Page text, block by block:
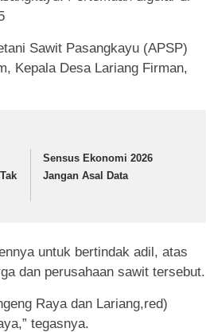
Sawit Pasangkayu (APSP)
Kepala Desa Lariang Firman,
Sensus Ekonomi 2026
Jangan Asal Data
untuk bertindak adil, atas
dan perusahaan sawit tersebut.
Raya dan Lariang,red)
tegasnya.